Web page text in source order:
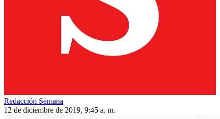
Redacción Semana
12 de diciembre de 2019, 9:45 a. m.